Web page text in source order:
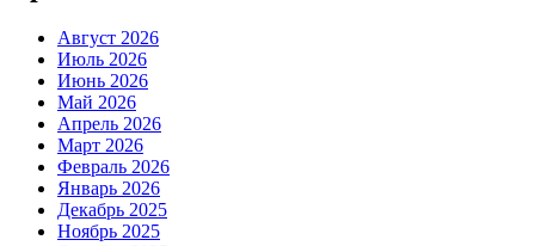
Август 2026
Июль 2026
Июнь 2026
Май 2026
Апрель 2026
Март 2026
Февраль 2026
Январь 2026
Декабрь 2025
Ноябрь 2025